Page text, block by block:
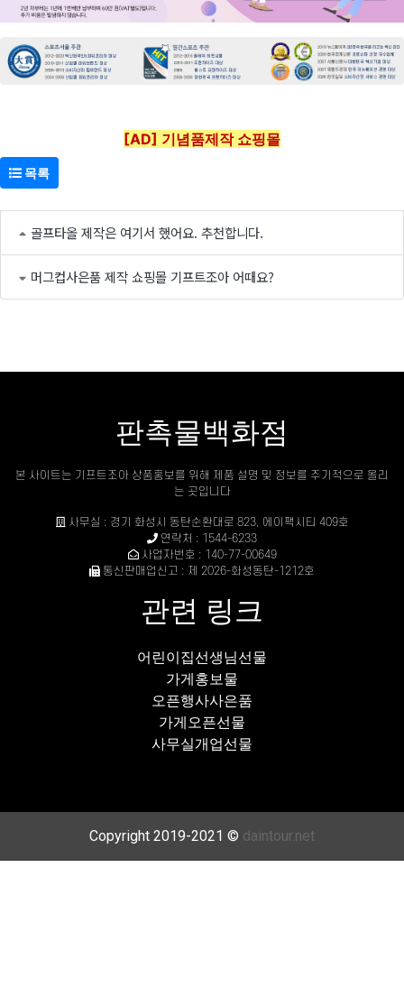
[AD] 기념품제작 쇼핑몰
목록
골프타올 제작은 여기서 했어요. 추천합니다.
머그컵사은품 제작 쇼핑몰 기프트조아 어때요?
판촉물백화점
본 사이트는 기프트조아 상품홍보를 위해 제품 설명 및 정보를 주기적으로 올리
는 곳입니다
사무실 : 경기 화성시 동탄순환대로 823, 에이팩시티 409호
연락처 : 1544-6233
사업자번호 : 140-77-00649
통신판매업신고 : 제 2026-화성동탄-1212호
관련 링크
어린이집선생님선물
가게홍보물
오픈행사사은품
가게오픈선물
사무실개업선물
Copyright 2019-2021 © daintour.net